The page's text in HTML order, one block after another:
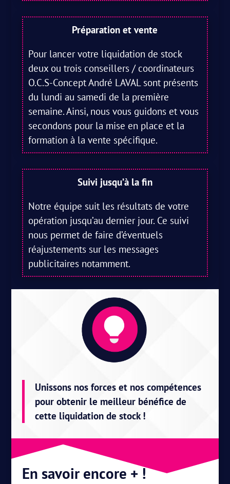
Préparation et vente
Pour lancer votre liquidation de stock
deux ou trois conseillers / coordinateurs
O.C.S-Concept André LAVAL sont présents
du lundi au samedi de la première
semaine. Ainsi, nous vous guidons et vous
secondons pour la mise en place et la
formation à la vente spécifique.
Suivi jusqu’à la fin
Notre équipe suit les résultats de votre
opération jusqu’au dernier jour. Ce suivi
nous permet de faire d’éventuels
réajustements sur les messages
publicitaires notamment.
Unissons nos forces et nos compétences
pour obtenir le meilleur bénéfice de
cette liquidation de stock !
En savoir encore + !